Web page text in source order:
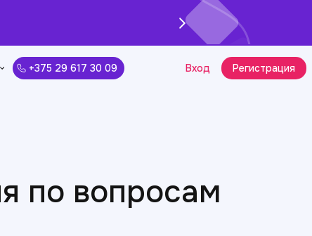
+375 29 617 30 09 Вход Регистрация
по вопросам